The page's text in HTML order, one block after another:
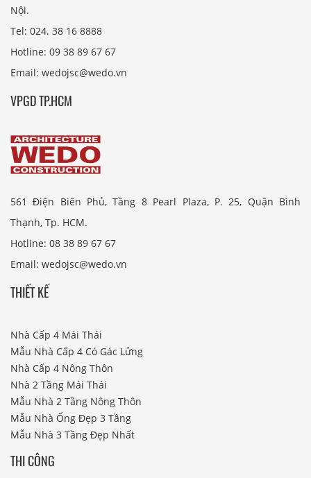
Nội.
Tel: 024. 38 16 8888
Hotline: 09 38 89 67 67
Email: wedojsc@wedo.vn
VPGD TP.HCM
561 Điện Biên Phủ, Tầng 8 Pearl Plaza, P. 25, Quận Bình
Thạnh, Tp. HCM.
Hotline: 08 38 89 67 67
Email: wedojsc@wedo.vn
THIẾT KẾ
Nhà Cấp 4 Mái Thái
Mẫu Nhà Cấp 4 Có Gác Lửng
Nhà Cấp 4 Nông Thôn
Nhà 2 Tầng Mái Thái
Mẫu Nhà 2 Tầng Nông Thôn
Mẫu Nhà Ống Đẹp 3 Tầng
Mẫu Nhà 3 Tầng Đẹp Nhất
THI CÔNG